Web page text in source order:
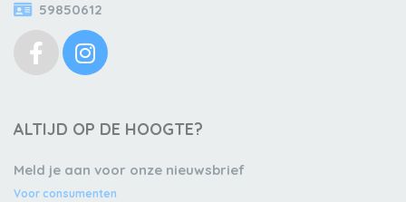
59850612
ALTIJD OP DE HOOGTE?
Meld je aan voor onze nieuwsbrief
Voor consumenten